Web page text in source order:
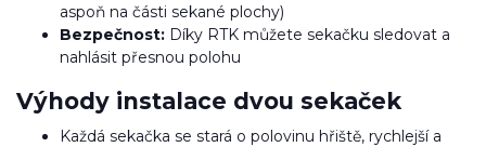
aspoň na části sekané plochy)
Bezpečnost: Díky RTK můžete sekačku sledovat a
nahlásit přesnou polohu
Výhody instalace dvou sekaček
Každá sekačka se stará o polovinu hřiště, rychlejší a